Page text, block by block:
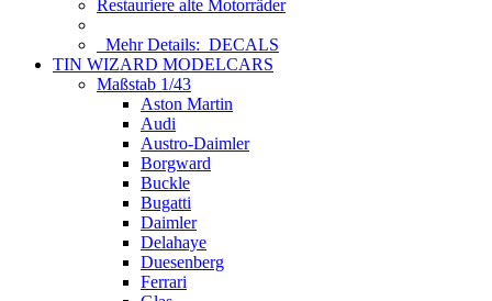
Restauriere alte Motorräder
Mehr Details: DECALS
TIN WIZARD MODELCARS
Maßstab 1/43
Aston Martin
Audi
Austro-Daimler
Borgward
Buckle
Bugatti
Daimler
Delahaye
Duesenberg
Ferrari